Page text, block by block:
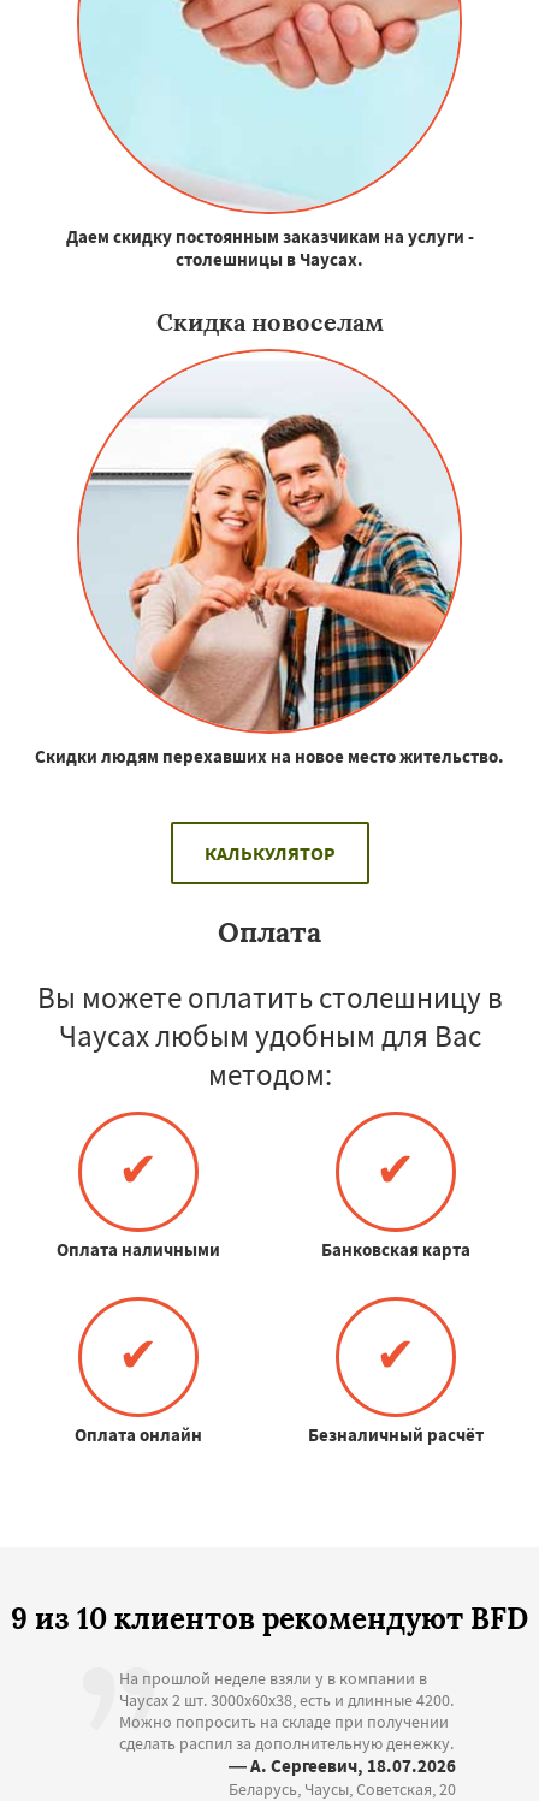
Даем скидку постоянным заказчикам на услуги -
столешницы в Чаусах.
Скидка новоселам
Скидки людям перехавших на новое место жительство.
КАЛЬКУЛЯТОР
Оплата
Вы можете оплатить столешницу в
Чаусах любым удобным для Вас
методом:
✔
Оплата наличными
✔
Банковская карта
✔
Оплата онлайн
✔
Безналичный расчёт
9 из 10 клиентов рекомендуют BFD
На прошлой неделе взяли у в компании в
Чаусах 2 шт. 3000х60х38, есть и длинные 4200.
Можно попросить на складе при получении
сделать распил за дополнительную денежку.
— А. Сергеевич, 18.07.2026
Беларусь, Чаусы, Советская, 20